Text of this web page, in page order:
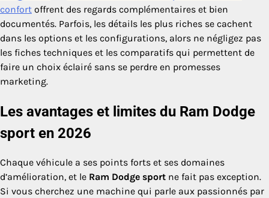
confort offrent des regards complémentaires et bien
documentés. Parfois, les détails les plus riches se cachent
dans les options et les configurations, alors ne négligez pas
les fiches techniques et les comparatifs qui permettent de
faire un choix éclairé sans se perdre en promesses
marketing.
Les avantages et limites du Ram Dodge
sport en 2026
Chaque véhicule a ses points forts et ses domaines
d’amélioration, et le Ram Dodge sport ne fait pas exception.
Si vous cherchez une machine qui parle aux passionnés par